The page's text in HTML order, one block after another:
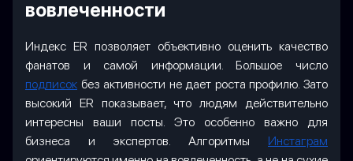
вовлеченности
Индекс ER позволяет объективно оценить качество
фанатов и самой информации. Большое число
подписок без активности не дает роста профилю. Зато
высокий ER показывает, что людям действительно
интересны ваши посты. Это особенно важно для
бизнеса и экспертов. Алгоритмы
Инстаграм